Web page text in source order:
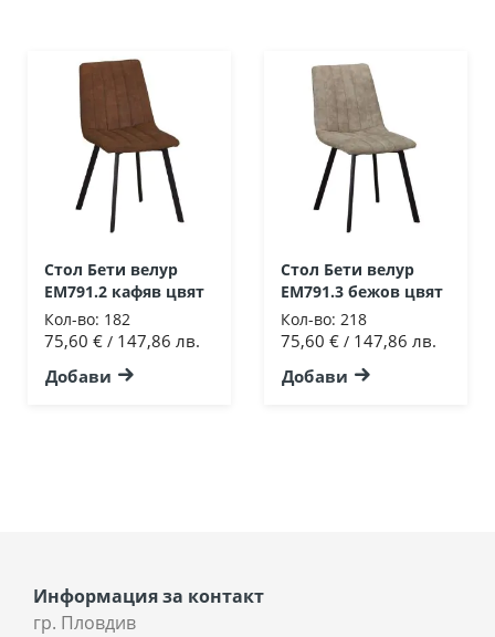
Стол Бети велур
ΕΜ791.2 кафяв цвят
Кол-во: 182
75,60 € / 147,86 лв.
Добави
Стол Бети велур
ΕΜ791.3 бежов цвят
Кол-во: 218
75,60 € / 147,86 лв.
Добави
Информация за контакт
гр. Пловдив